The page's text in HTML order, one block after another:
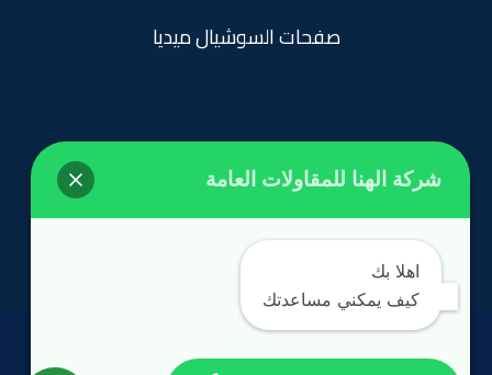
صفحات السوشيال ميديا
روابط تهمك
الرئيسية
شركة الهنا للمقاولات العامة
اهلا بك
كيف يمكني مساعدتك